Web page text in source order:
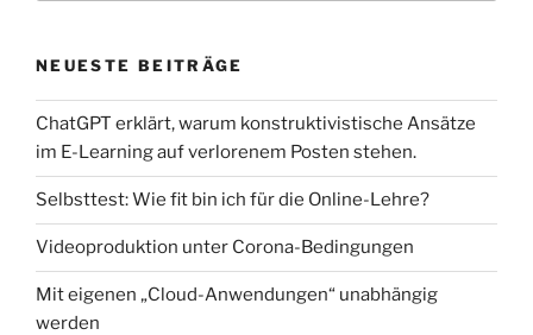
NEUESTE BEITRÄGE
ChatGPT erklärt, warum konstruktivistische Ansätze
im E-Learning auf verlorenem Posten stehen.
Selbsttest: Wie fit bin ich für die Online-Lehre?
Videoproduktion unter Corona-Bedingungen
Mit eigenen „Cloud-Anwendungen“ unabhängig
werden